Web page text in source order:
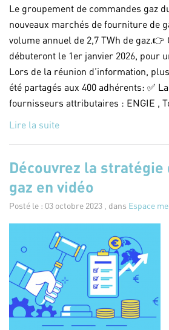
Le groupement de commandes gaz
nouveaux marchés de fourniture de
volume annuel de 2,7 TWh de gaz.👉
débuteront le 1er janvier 2026, pour
Lors de la réunion d’information,
été partagés aux 400 adhérents: ✅
fournisseurs attributaires : ENGIE ,
Lire la suite
Découvrez la stratégie
gaz en vidéo
Posté le : 03 octobre 2023 , dans Espace